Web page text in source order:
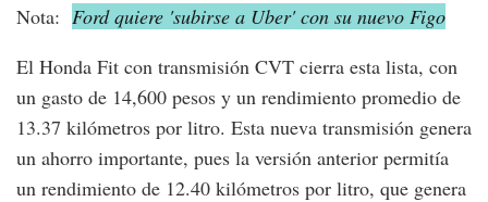
Nota: Ford quiere 'subirse a Uber' con su nuevo Figo
El Honda Fit con transmisión CVT cierra esta lista, con
un gasto de 14,600 pesos y un rendimiento promedio de
13.37 kilómetros por litro. Esta nueva transmisión genera
un ahorro importante, pues la versión anterior permitía
un rendimiento de 12.40 kilómetros por litro, que genera